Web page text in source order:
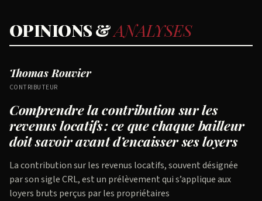
OPINIONS &ANALYSES
Thomas Rouvier
CONTRIBUTEUR
Comprendre la contribution sur les
revenus locatifs : ce que chaque bailleur
doit savoir avant d’encaisser ses loyers
La contribution sur les revenus locatifs, souvent désignée
par son sigle CRL, est un prélèvement qui s’applique aux
loyers bruts perçus par les propriétaires